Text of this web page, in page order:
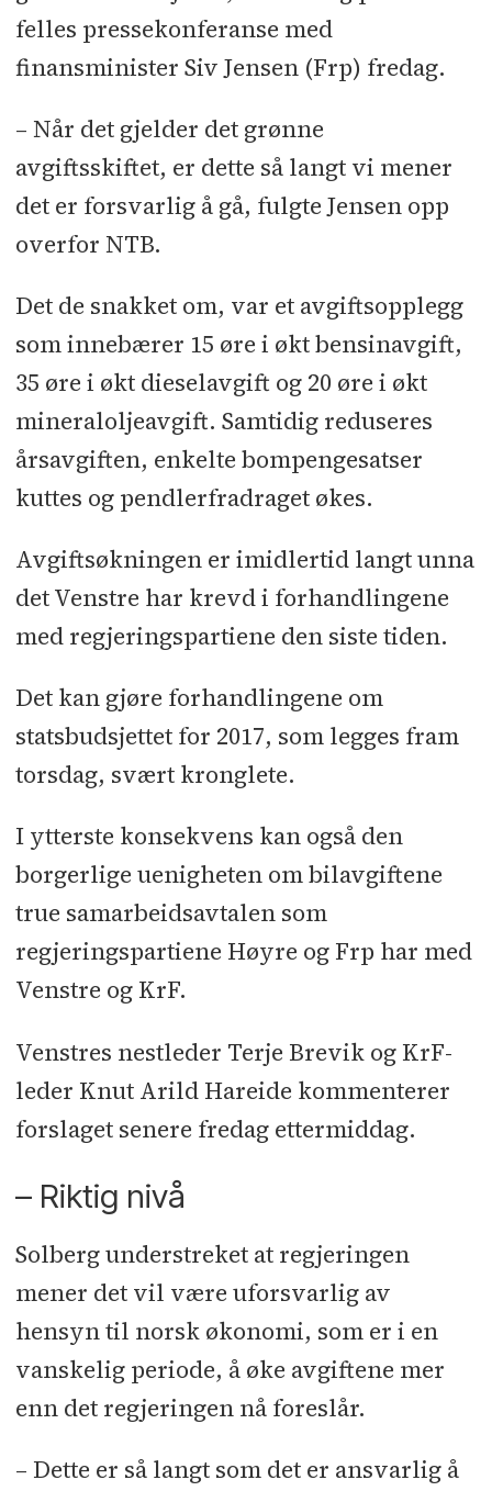
felles pressekonferanse med
finansminister Siv Jensen (Frp) fredag.
– Når det gjelder det grønne
avgiftsskiftet, er dette så langt vi mener
det er forsvarlig å gå, fulgte Jensen opp
overfor NTB.
Det de snakket om, var et avgiftsopplegg
som innebærer 15 øre i økt bensinavgift,
35 øre i økt dieselavgift og 20 øre i økt
mineraloljeavgift. Samtidig reduseres
årsavgiften, enkelte bompengesatser
kuttes og pendlerfradraget økes.
Avgiftsøkningen er imidlertid langt unna
det Venstre har krevd i forhandlingene
med regjeringspartiene den siste tiden.
Det kan gjøre forhandlingene om
statsbudsjettet for 2017, som legges fram
torsdag, svært kronglete.
I ytterste konsekvens kan også den
borgerlige uenigheten om bilavgiftene
true samarbeidsavtalen som
regjeringspartiene Høyre og Frp har med
Venstre og KrF.
Venstres nestleder Terje Brevik og KrF-
leder Knut Arild Hareide kommenterer
forslaget senere fredag ettermiddag.
– Riktig nivå
Solberg understreket at regjeringen
mener det vil være uforsvarlig av
hensyn til norsk økonomi, som er i en
vanskelig periode, å øke avgiftene mer
enn det regjeringen nå foreslår.
– Dette er så langt som det er ansvarlig å